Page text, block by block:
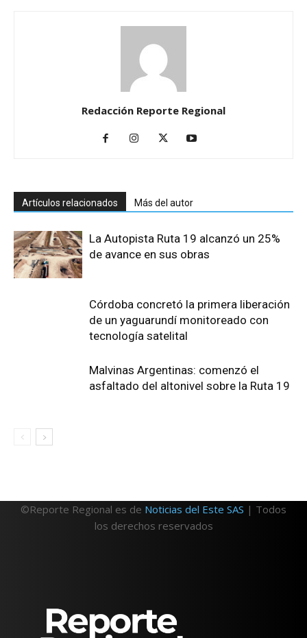
Redacción Reporte Regional
Artículos relacionados Más del autor
La Autopista Ruta 19 alcanzó un 25%
de avance en sus obras
Córdoba concretó la primera liberación
de un yaguarundí monitoreado con
tecnología satelital
Malvinas Argentinas: comenzó el
asfaltado del altonivel sobre la Ruta 19
©Reporte Regional es de Noticias del Este SAS | Todos
los derechos reservados